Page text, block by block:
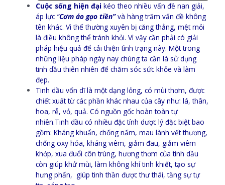
Cuộc sống hiện đại kéo theo nhiều vấn đề nan giải,
áp lực “Cơm áo gạo tiền”và hàng trăm vấn đề không
tên khác. Vì thế thường xuyên bị căng thẳng, mệt mỏi
là điều không thể tránh khỏi. Vì vậy cần phải có giải
pháp hiệu quả để cải thiện tình trạng này. Một trong
những liệu pháp ngày nay chúng ta cần là sử dụng
tinh dầu thiên nhiên để chăm sóc sức khỏe và làm
đẹp.
Tinh dầu vốn dĩ là một dạng lỏng, có mùi thơm, được
chiết xuất từ các phần khác nhau của cây như: lá, thân,
hoa, rễ, vỏ, quả. Có nguồn gốc hoàn toàn tự
nhiên.Tinh dầu có nhiều đặc tính dược lý đặc biệt bao
gồm: Kháng khuẩn, chống nấm, mau lành vết thương,
chống oxy hóa, kháng viêm, giảm đau, giảm viêm
khớp, xua đuổi côn trùng, hương thơm của tinh dầu
còn giúp khử mùi, làm không khí tinh khiết, tạo sự
hưng phấn, giúp tinh thần được thư thái, tăng sự tự